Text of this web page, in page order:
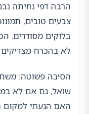
הרבה דפי נחיתה
צבעים טובים,
בלוקים מסודרים.
לא בהכרח
הסיבה פשוטה:
שואל, גם אם לא
האם הגעתי למקום